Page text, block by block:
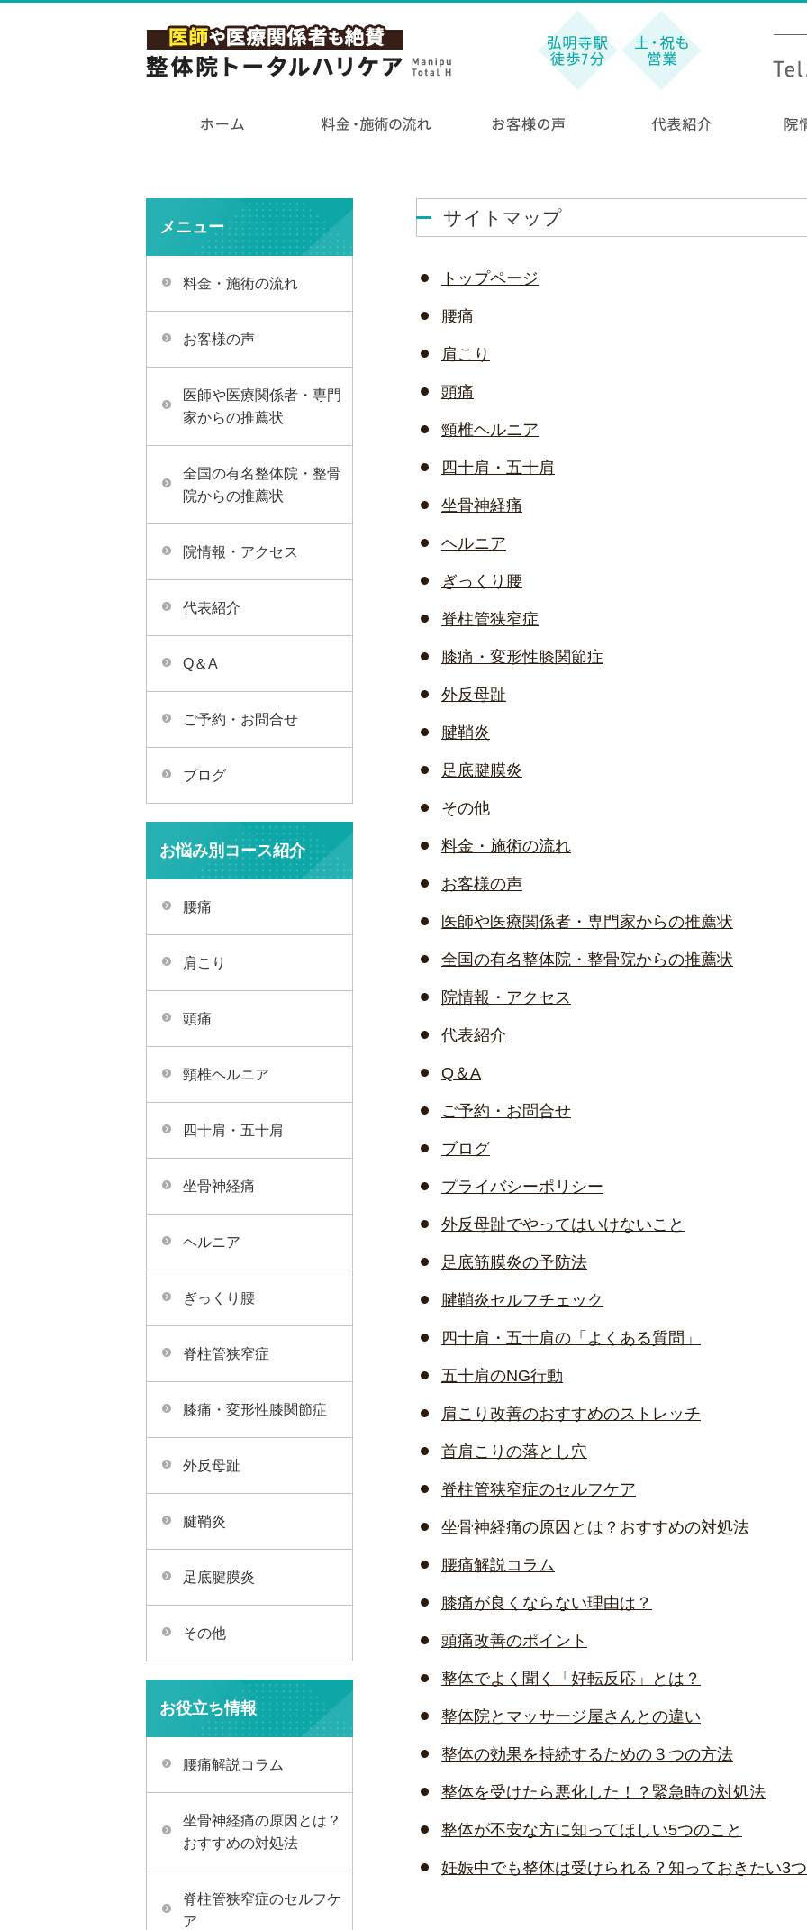
サイトマップ
トップページ
腰痛
肩こり
頭痛
頸椎ヘルニア
四十肩・五十肩
坐骨神経痛
ヘルニア
ぎっくり腰
脊柱管狭窄症
膝痛・変形性膝関節症
外反母趾
腱鞘炎
足底腱膜炎
その他
料金・施術の流れ
お客様の声
医師や医療関係者・専門家からの推薦状
全国の有名整体院・整骨院からの推薦状
院情報・アクセス
代表紹介
Q＆A
ご予約・お問合せ
ブログ
プライバシーポリシー
外反母趾でやってはいけないこと
足底筋膜炎の予防法
腱鞘炎セルフチェック
四十肩・五十肩の「よくある質問」
五十肩のNG行動
肩こり改善のおすすめのストレッチ
首肩こりの落とし穴
脊柱管狭窄症のセルフケア
坐骨神経痛の原因とは？おすすめの対処法
腰痛解説コラム
膝痛が良くならない理由は？
頭痛改善のポイント
整体でよく聞く「好転反応」とは？
整体院とマッサージ屋さんとの違い
整体の効果を持続するための３つの方法
整体を受けたら悪化した！？緊急時の対処法
整体が不安な方に知ってほしい5つのこと
妊娠中でも整体は受けられる？知っておきたい3
メニュー
料金・施術の流れ
お客様の声
医師や医療関係者・専門
家からの推薦状
全国の有名整体院・整骨
院からの推薦状
院情報・アクセス
代表紹介
Q＆A
ご予約・お問合せ
ブログ
お悩み別コース紹介
腰痛
肩こり
頭痛
頸椎ヘルニア
四十肩・五十肩
坐骨神経痛
ヘルニア
ぎっくり腰
脊柱管狭窄症
膝痛・変形性膝関節症
外反母趾
腱鞘炎
足底腱膜炎
その他
お役立ち情報
腰痛解説コラム
坐骨神経痛の原因とは？
おすすめの対処法
脊柱管狭窄症のセルフケ
ア